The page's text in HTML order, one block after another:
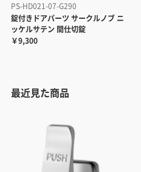
PS-HD021-07-G290
錠付きドアパーツ サークルノブ ニ
ッケルサテン 間仕切錠
￥9,300
最近見た商品